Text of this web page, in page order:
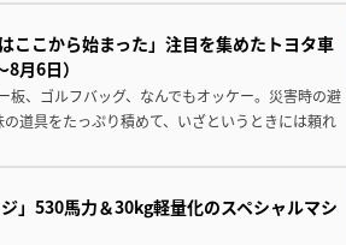
ここから始まった」注目を集めたトヨタ車
月6日）
、ゴルフバッグ、なんでもオッケー。災害時の避
道具をたっぷり積めて、いざというときには頼れ
」530馬力＆30kg軽量化のスペシャルマシ